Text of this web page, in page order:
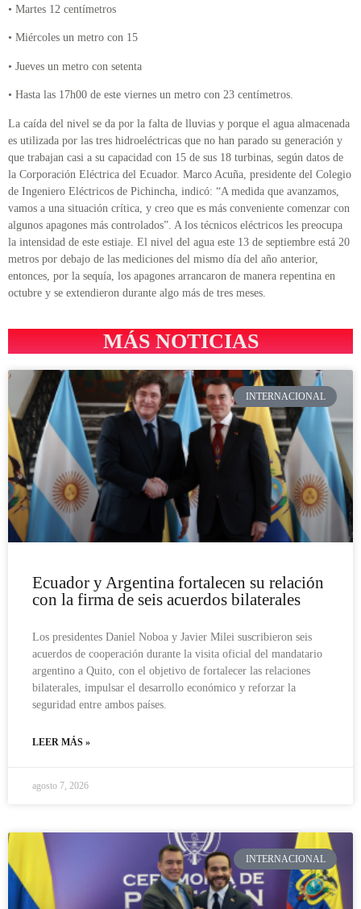
• Martes 12 centímetros
• Miércoles un metro con 15
• Jueves un metro con setenta
• Hasta las 17h00 de este viernes un metro con 23 centímetros.
La caída del nivel se da por la falta de lluvias y porque el agua almacenada
es utilizada por las tres hidroeléctricas que no han parado su generación y
que trabajan casi a su capacidad con 15 de sus 18 turbinas, según datos de
la Corporación Eléctrica del Ecuador. Marco Acuña, presidente del Colegio
de Ingeniero Eléctricos de Pichincha, indicó: “A medida que avanzamos,
vamos a una situación crítica, y creo que es más conveniente comenzar con
algunos apagones más controlados”. A los técnicos eléctricos les preocupa
la intensidad de este estiaje. El nivel del agua este 13 de septiembre está 20
metros por debajo de las mediciones del mismo día del año anterior,
entonces, por la sequía, los apagones arrancaron de manera repentina en
octubre y se extendieron durante algo más de tres meses.
MÁS NOTICIAS
INTERNACIONAL
Ecuador y Argentina fortalecen su relación
con la firma de seis acuerdos bilaterales
Los presidentes Daniel Noboa y Javier Milei suscribieron seis
acuerdos de cooperación durante la visita oficial del mandatario
argentino a Quito, con el objetivo de fortalecer las relaciones
bilaterales, impulsar el desarrollo económico y reforzar la
seguridad entre ambos países.
LEER MÁS »
agosto 7, 2026
INTERNACIONAL